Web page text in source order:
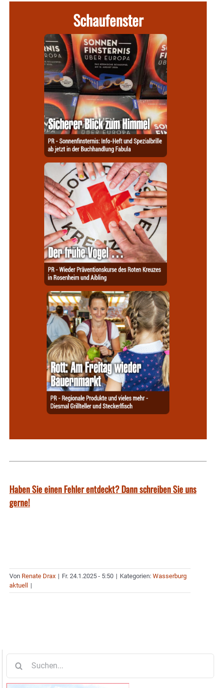
Schaufenster
Haben Sie einen Fehler entdeckt? Dann schreiben Sie uns
gerne!
Von Renate Drax | Fr. 24.1.2025 - 5:50 | Kategorien: Wasserburg
aktuell
|
nach: